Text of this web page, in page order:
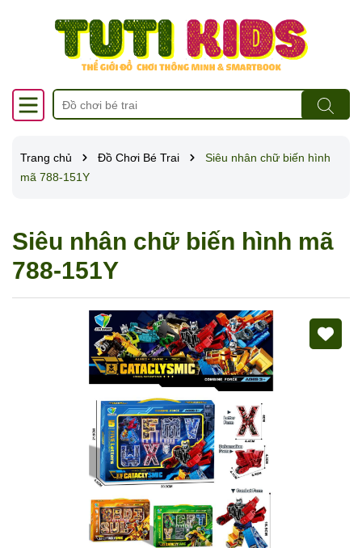
Trang chủ Đồ Chơi Bé Trai
Siêu nhân chữ biến hình
mã 788-151Y
Siêu nhân chữ biến hình mã
788-151Y
Mã giảm giá:
Ngày hết hạn:
Điều kiện: